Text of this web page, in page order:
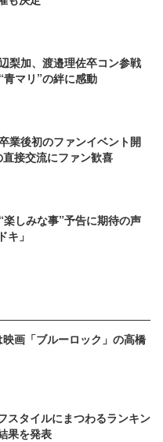
梨加、渡邉理佐卒コン参戦
マリ”の絆に感動
業後初のファンイベント開
接交流にファン歓喜
しみな事”予告に期待の声
キ」
画「ブルーロック」の高橋
スタイルにまつわるランキン
果を発表